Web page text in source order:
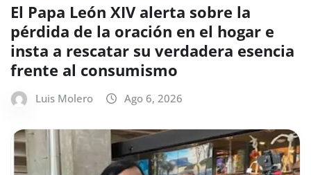
El Papa León XIV alerta sobre la
pérdida de la oración en el hogar e
insta a rescatar su verdadera esencia
frente al consumismo
Luis Molero Ago 6, 2026